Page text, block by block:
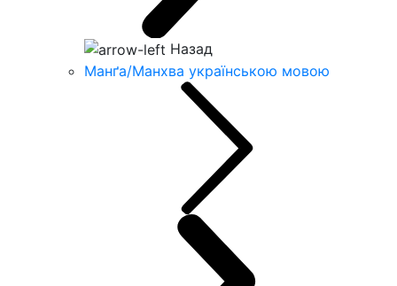
Назад
Манґа/Манхва українською мовою